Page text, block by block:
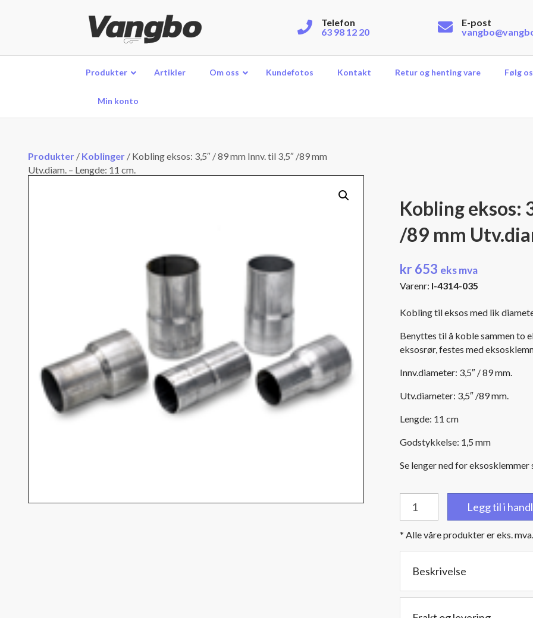
Telefon
63 98 12 20
E-post
Produkter Artikler Om oss Kundefotos Kontakt Retur og henting vare Følg
Min konto
Produkter / Koblinger / Kobling eksos: 3,5″ / 89 mm Innv. til 3,5″ /89 mm
Utv.diam. – Lengde: 11 cm.
Kobling eksos:
/89 mm
kr653 eks mva
Varenr: I-4314-035
Kobling til eksos med lik
Benyttes til å koble sammen to
eksosrør, festes med
Innv.diameter: 3,5″ / 89 mm.
Utv.diameter: 3,5″ /89 mm.
Lengde: 11 cm
Godstykkelse: 1,5 mm
Se lenger ned for eksosklemmer
eksos:
89
mm
til
Legg til i
* Alle våre produkter er eks. mva.
Beskrivelse